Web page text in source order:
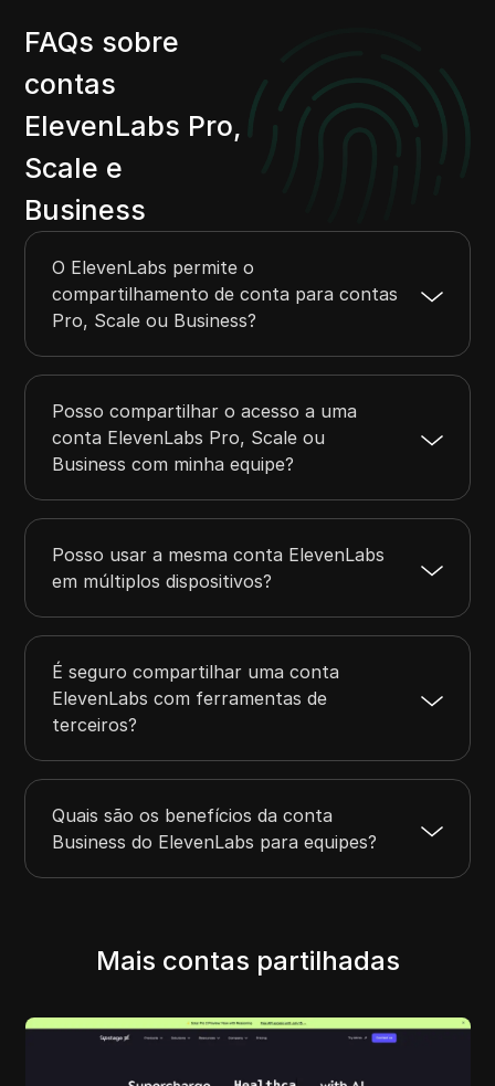
FAQs sobre
contas
ElevenLabs Pro,
Scale e
Business
O ElevenLabs permite o
compartilhamento de conta para contas
Pro, Scale ou Business?
Posso compartilhar o acesso a uma
conta ElevenLabs Pro, Scale ou
Business com minha equipe?
Posso usar a mesma conta ElevenLabs
em múltiplos dispositivos?
É seguro compartilhar uma conta
ElevenLabs com ferramentas de
terceiros?
Quais são os benefícios da conta
Business do ElevenLabs para equipes?
Mais contas partilhadas